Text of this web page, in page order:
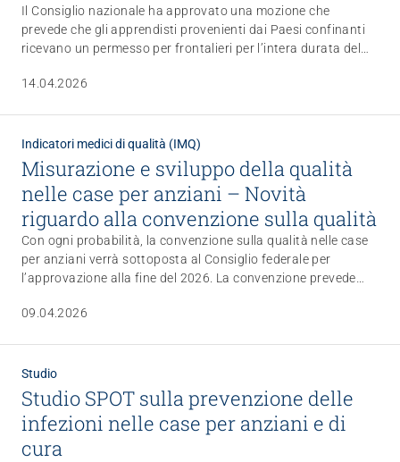
Il Consiglio nazionale ha approvato una mozione che
prevede che gli apprendisti provenienti dai Paesi confinanti
ricevano un permesso per frontalieri per l’intera durata del
maggiore sicurezza nella pianificazione durante la
14.04.2026
Indicatori medici di qualità (IMQ)
Misurazione e sviluppo della qualità
nelle case per anziani – Novità
riguardo alla convenzione sulla qualità
Con ogni probabilità, la convenzione sulla qualità nelle case
per anziani verrà sottoposta al Consiglio federale per
l’approvazione alla fine del 2026. La convenzione prevede
sviluppo della qualità. Già ora esistono strumenti di
convezione. Scoprite di più sui compiti delle case per anziani
e sui relativi strumenti di supporto.
09.04.2026
Studio
Studio SPOT sulla prevenzione delle
infezioni nelle case per anziani e di
cura